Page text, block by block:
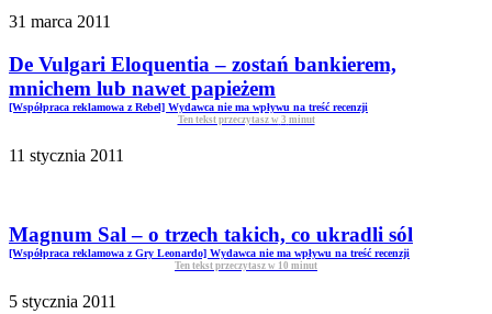
31 marca 2011
De Vulgari Eloquentia – zostań bankierem,
mnichem lub nawet papieżem
[Współpraca reklamowa z Rebel] Wydawca nie ma wpływu na treść recenzji
Ten tekst przeczytasz w 3 minut
11 stycznia 2011
Magnum Sal – o trzech takich, co ukradli sól
[Współpraca reklamowa z Gry Leonardo] Wydawca nie ma wpływu na treść recenzji
Ten tekst przeczytasz w 10 minut
5 stycznia 2011